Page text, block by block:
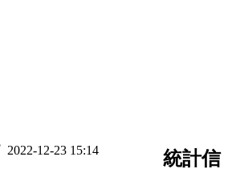
2022-12-23 15:14
統計信